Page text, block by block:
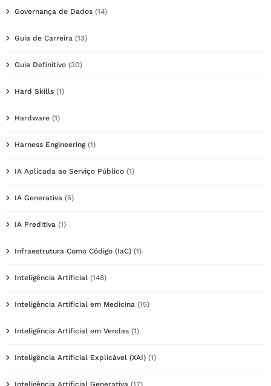
Governança de Dados (14)
Guia de Carreira (13)
Guia Definitivo (30)
Hard Skills (1)
Hardware (1)
Harness Engineering(1)
IA Aplicada ao Serviço Público (1)
IA Generativa (5)
IA Preditiva (1)
Infraestrutura Como Código (IaC) (1)
Inteligência Artificial (148)
Inteligência Artificial em Medicina (15)
Inteligência Artificial em Vendas (1)
Inteligência Artificial Explicável (XAI) (1)
Inteligência Artificial Generativa (17)